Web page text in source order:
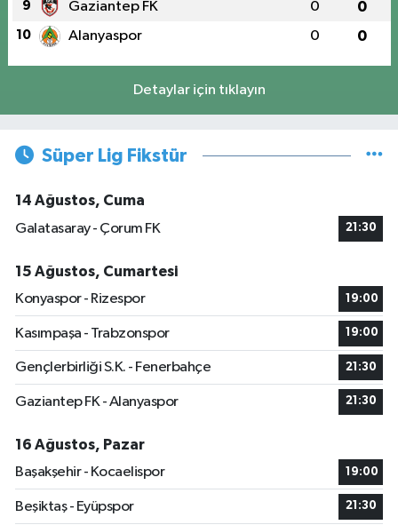
9 Gaziantep FK 0 0
10 Alanyaspor 0 0
Detaylar için tıklayın
Süper Lig Fikstür
14 Ağustos, Cuma
Galatasaray - Çorum FK
21:30
15 Ağustos, Cumartesi
Konyaspor - Rizespor
19:00
Kasımpaşa - Trabzonspor 19:00
Gençlerbirliği S.K. - Fenerbahçe 21:30
Gaziantep FK - Alanyaspor 21:30
16 Ağustos, Pazar
Başakşehir - Kocaelispor
19:00
Beşiktaş - Eyüpspor 21:30